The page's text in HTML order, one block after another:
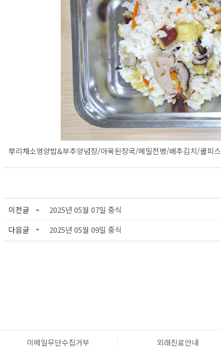
뿌리채소영양밥&부추양념장/아욱된장국/메밀전병/배추김치/쿨피스
이전글
2025년 05월 07일 중식
다음글
2025년 05월 09일 중식
이메일무단수집거부 외래진료안내